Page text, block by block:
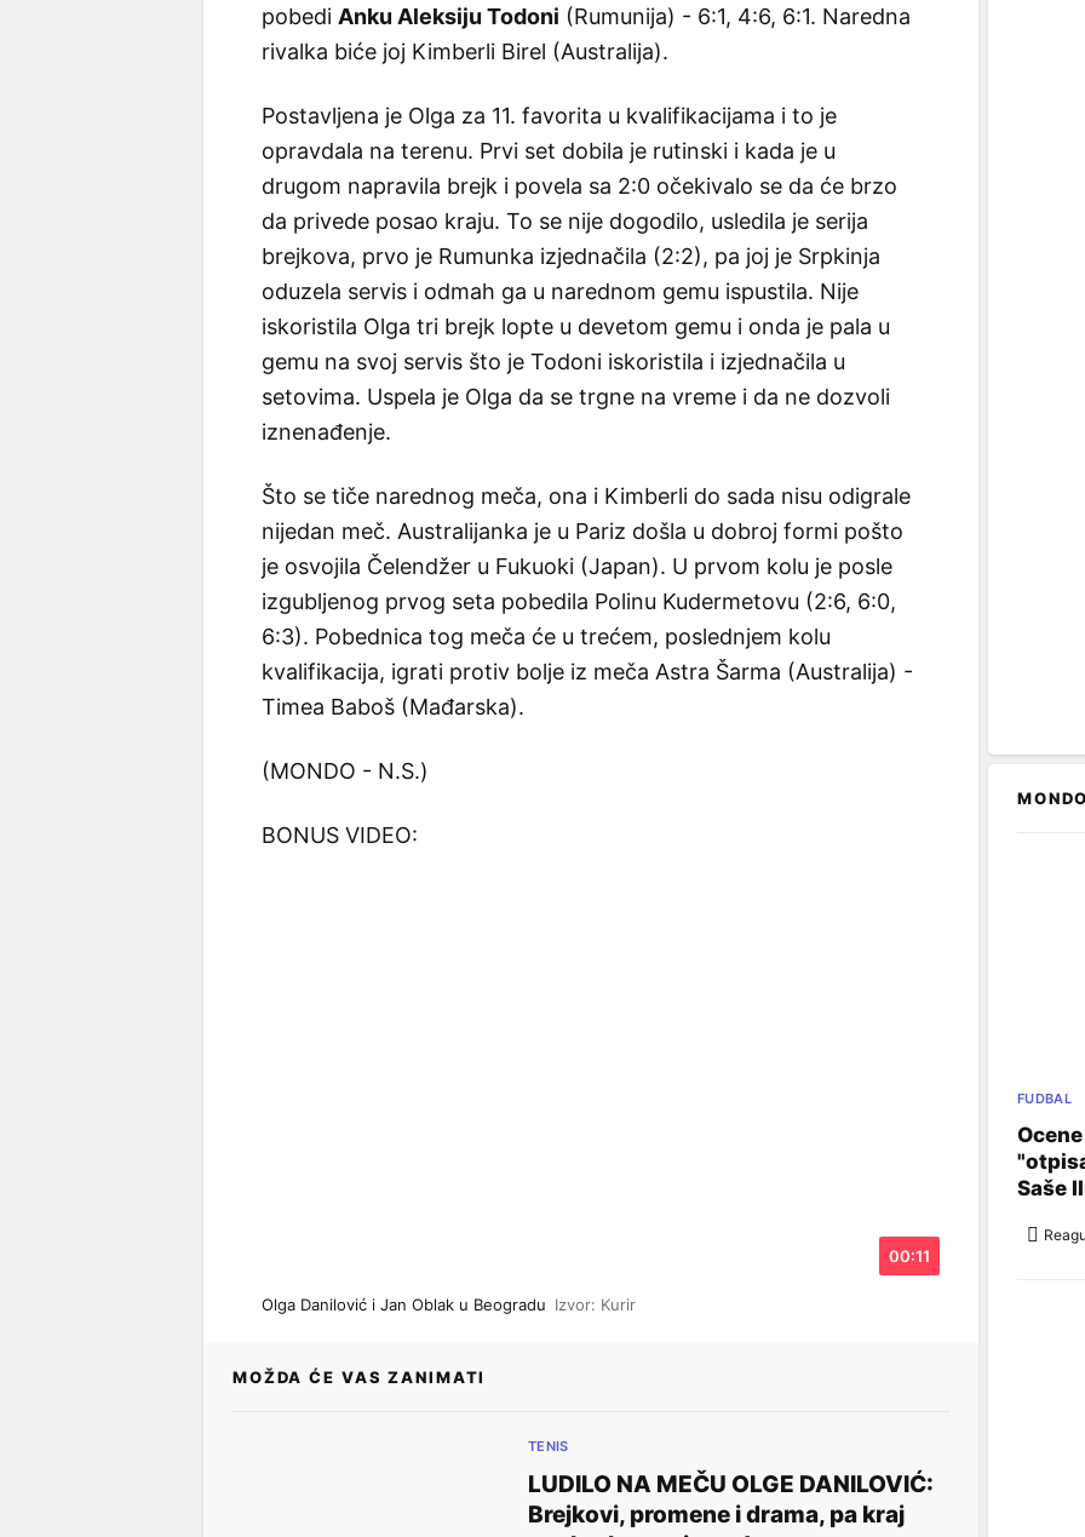
pobedi Anku Aleksiju Todoni (Rumunija) - 6:1, 4:6, 6:1. Naredna
rivalka biće joj Kimberli Birel (Australija).
Postavljena je Olga za 11. favorita u kvalifikacijama i to je
opravdala na terenu. Prvi set dobila je rutinski i kada je u
drugom napravila brejk i povela sa 2:0 očekivalo se da će brzo
da privede posao kraju. To se nije dogodilo, usledila je serija
brejkova, prvo je Rumunka izjednačila (2:2), pa joj je Srpkinja
oduzela servis i odmah ga u narednom gemu ispustila. Nije
iskoristila Olga tri brejk lopte u devetom gemu i onda je pala u
gemu na svoj servis što je Todoni iskoristila i izjednačila u
setovima. Uspela je Olga da se trgne na vreme i da ne dozvoli
iznenađenje.
Što se tiče narednog meča, ona i Kimberli do sada nisu odigrale
nijedan meč. Australijanka je u Pariz došla u dobroj formi pošto
je osvojila Čelendžer u Fukuoki (Japan). U prvom kolu je posle
izgubljenog prvog seta pobedila Polinu Kudermetovu (2:6, 6:0,
6:3). Pobednica tog meča će u trećem, poslednjem kolu
kvalifikacija, igrati protiv bolje iz meča Astra Šarma (Australija) -
Timea Baboš (Mađarska).
(MONDO - N.S.)
BONUS VIDEO:
00:11
Olga Danilović i Jan Oblak u Beogradu Izvor: Kurir
MOŽDA ĆE VAS ZANIMATI
TENIS
LUDILO NA MEČU OLGE DANILOVIĆ:
Brejkovi, promene i drama, pa kraj
FUDBAL
Saše